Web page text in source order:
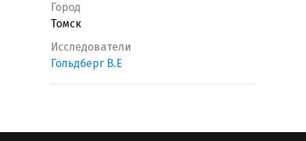
Город
Томск
Исследователи
Гольдберг В.Е